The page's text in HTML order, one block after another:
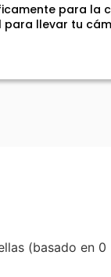
para la
para llevar tu
(basado en 0